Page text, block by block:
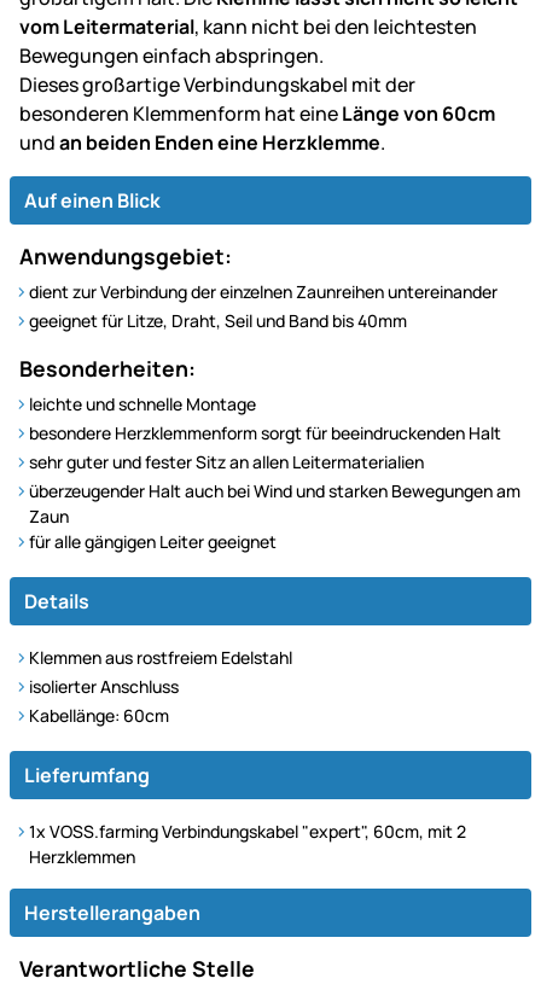
vom Leitermaterial, kann nicht bei den leichtesten
Bewegungen einfach abspringen.
Dieses großartige Verbindungskabel mit der
besonderen Klemmenform hat eineLänge von 60cm
undan beiden Enden eine Herzklemme.
Auf einen Blick
Anwendungsgebiet:
dient zur Verbindung der einzelnen Zaunreihen untereinander
geeignet für Litze, Draht, Seil und Band bis 40mm
Besonderheiten:
leichte und schnelle Montage
besondere Herzklemmenform sorgt für beeindruckenden Halt
sehr guter und fester Sitz an allen Leitermaterialien
überzeugender Halt auch bei Wind und starken Bewegungen am
Zaun
für alle gängigen Leiter geeignet
Details
Klemmen aus rostfreiem Edelstahl
isolierter Anschluss
Kabellänge: 60cm
Lieferumfang
1x VOSS.farming Verbindungskabel "expert", 60cm, mit 2
Herzklemmen
Herstellerangaben
Verantwortliche Stelle